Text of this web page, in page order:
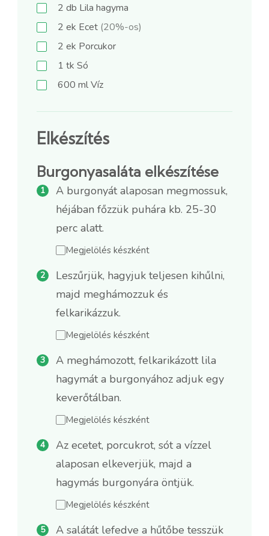
2 db Lila hagyma
2 ek Ecet (20%-os)
2 ek Porcukor
1 tk Só
600 mlVíz
Elkészítés
Burgonyasaláta elkészítése
A burgonyát alaposan megmossuk,
héjában főzzük puhára kb. 25-30
perc alatt.
Megjelölés készként
Leszűrjük, hagyjuk teljesen kihűlni,
majd meghámozzuk és
felkarikázzuk.
Megjelölés készként
A meghámozott, felkarikázott lila
hagymát a burgonyához adjuk egy
keverőtálban.
Megjelölés készként
Az ecetet, porcukrot, sót a vízzel
alaposan elkeverjük, majd a
hagymás burgonyára öntjük.
Megjelölés készként
A salátát lefedve a hűtőbe tesszük